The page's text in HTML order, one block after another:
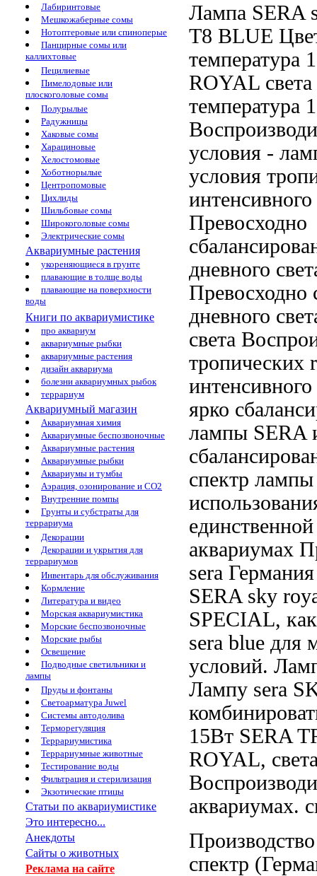
Лабиринтовые
Мешкожаберные сомы
Нотоптеровые или спиноперые
Панцирные сомы или
каллихтовые
Пецилиевые
Пимелодовые или
плоскоголовые сомы
Полурылые
Радужницы
Хаковые сомы
Харациновые
Хелостомовые
Хоботнорылые
Центропомовые
Цихлиды
Шильбовые сомы
Широкоголовые сомы
Электрические сомы
Аквариумные растения
укореняющиеся в грунте
плавающие в толще воды
плавающие на поверхности
воды
Книги по аквариумистике
про аквариум
аквариумные рыбки
аквариумные растения
дизайн аквариума
болезни аквариумных рыбок
террариум
Аквариумный магазин
Аквариумная химия
Аквариумные беспозвоночные
Аквариумные растения
Аквариумные рыбки
Аквариумы и тумбы
Аэрация, озонирование и CO2
Внутренние помпы
Грунты и субстраты для
террариума
Декорации
Декорации и укрытия для
террариумов
Инвентарь для обслуживания
Кормление
Литература и видео
Морская аквариумистика
Морские беспозвоночные
Морские рыбы
Освещение
Подводные светильники и
лампы
Пруды и фонтаны
Светоарматура Juwel
Системы автодолива
Терморегуляция
Террариумистика
Террариумные животные
Тестирование воды
Фильтрация и стерилизация
Экзотические птицы
Статьи по аквариумистике
Это интересно...
Анекдоты
Сайты о животных
Реклама на сайте
Лампа SERA
T8 BLUE
температура
ROYAL
температура
условия -
условия
Превосходно
дневного
Превосходно
дневного
света
тропических
интенсивного
ярко
лампы SERA
спектр лампы
аквариумах
sera Германия
SERA sky
SPECIAL,
sera blue для
условий.
Лампу sera
15Вт SERA
ROYAL,
аквариумах.
спектр